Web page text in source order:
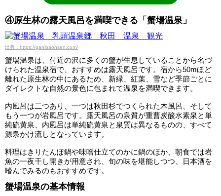
④原生林の露天風呂を満喫できる「蟹場温泉」
出典：https://ganibaonsen.com/
蟹場温泉は、付近の沢に多くの蟹が生息していることから名づ
けられた温泉宿で、おすすめは露天風呂です。宿から50mほど
離れた原生林の中にあるため、新緑、紅葉、雪など季節ごとに
ダイレクトな自然の景色に包まれて温泉を満喫できます。
内風呂は二つあり、一つは秋田杉でつくられた木風呂、そして
もう一つが岩風呂です。露天風呂の泉質が重曹炭酸水素泉と単
純硫黄泉、内風呂は単純硫黄泉と泉質は異なるものの、すべて
源泉かけ流しとなっています。
料理はきりたんぽ鍋や味噌仕立てのかに鍋のほか、朝食では岩
魚の一夜干し開きが用意され、旬の味を堪能しつつ、日本酒を
嗜んでみるのもおすすめです。
蟹場温泉の基本情報